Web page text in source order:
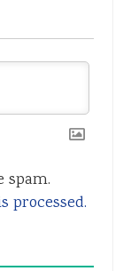
spam.
processed.